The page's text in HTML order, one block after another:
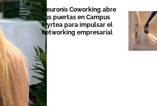
Neuronis Coworking abre
sus puertas en Campus
Myrtea para impulsar el
networking empresarial